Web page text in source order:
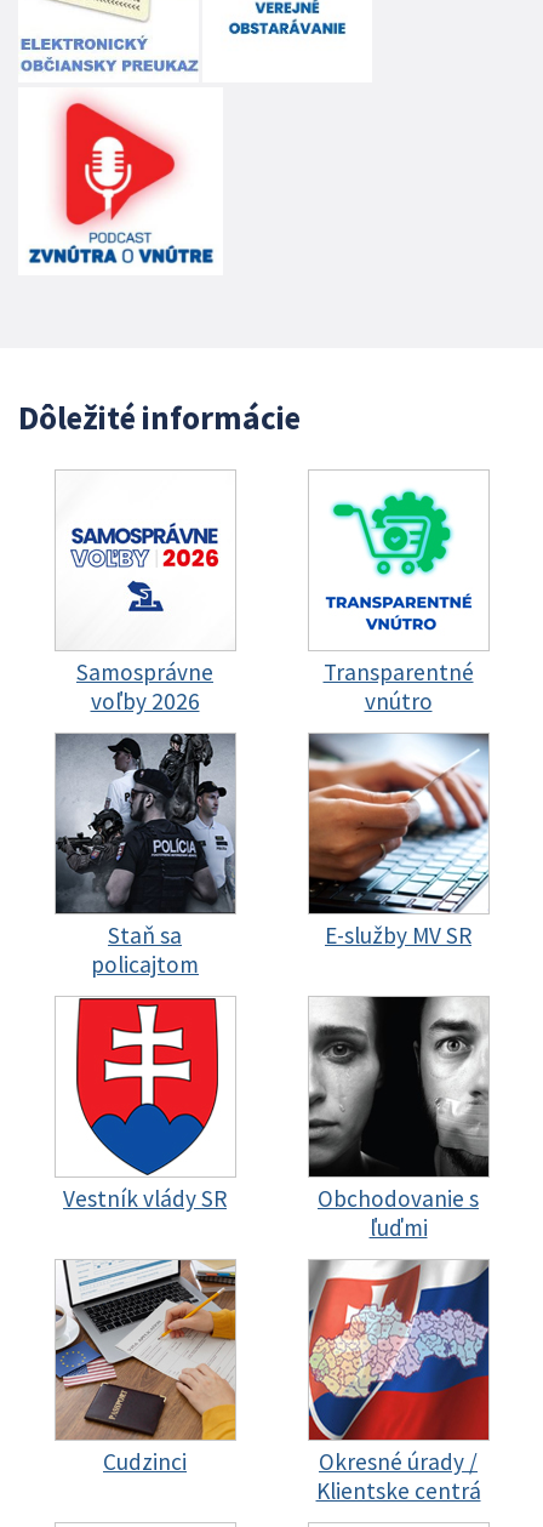
Dôležité informácie
Samosprávne
voľby 2026
Transparentné
vnútro
Staň sa
policajtom
E-služby MV SR
Vestník vlády SR
Obchodovanie s
ľuďmi
Cudzinci
Okresné úrady /
Klientske centrá